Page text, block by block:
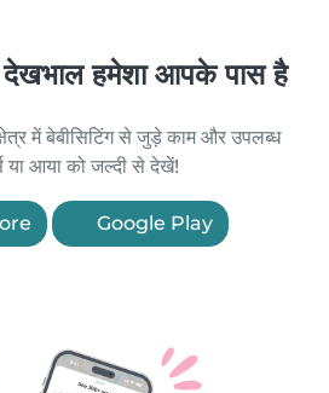
देखभाल हमेशा आपके पास है
में बेबीसिटिंग से जुड़े काम और उपलब्ध
या आया को जल्दी से देखें!
Google Play